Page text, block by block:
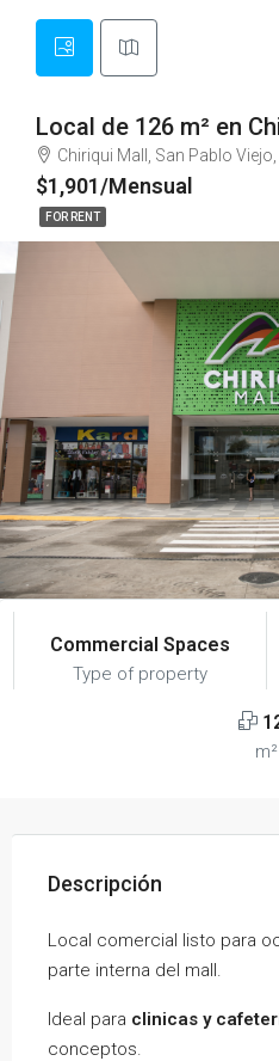
Local de 126 m² en
Chiriqui Mall, San Pablo
$1,901/Mensual
FOR RENT
Commercial Spaces
Type of property
m²
Descripción
Local comercial listo para
parte interna del mall.
Ideal para clinicas y
conceptos.